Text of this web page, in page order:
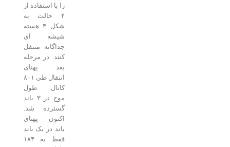
را با استفاده از
۴ حالت به
شکل ۴ هسته
شیشه ای
جداگانه منتقل
کنند. در مرحله
بعد پهنای
انتقال طی ۸۰۱
کانال طول
موج در ۳ باند
گسترده شد.
اکنون پهنای
باند در یک باند
فقط به ۱۸۴